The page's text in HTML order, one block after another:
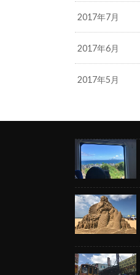
2017年7月
2017年6月
2017年5月